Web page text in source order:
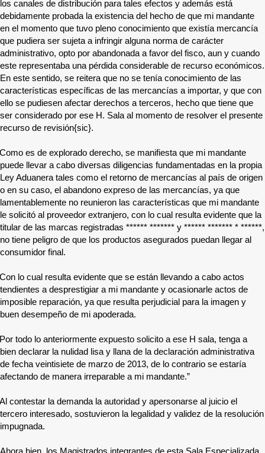
los canales de distribución para tales efectos y además está
debidamente probada la existencia del hecho de que mi mandante
en el momento que tuvo pleno conocimiento que existía mercancía
que pudiera ser sujeta a infringir alguna norma de carácter
administrativo, opto por abandonada a favor del fisco, aun y cuando
este representaba una pérdida considerable de recurso económicos.
En este sentido, se reitera que no se tenía conocimiento de las
características específicas de las mercancías a importar, y que con
ello se pudiesen afectar derechos a terceros, hecho que tiene que
ser considerado por ese H. Sala al momento de resolver el presente
recurso de revisión{sic}.
Como es de explorado derecho, se manifiesta que mi mandante
puede llevar a cabo diversas diligencias fundamentadas en la propia
Ley Aduanera tales como el retorno de mercancías al país de origen
o en su caso, el abandono expreso de las mercancías, ya que
lamentablemente no reunieron las características que mi mandante
le solicitó al proveedor extranjero, con lo cual resulta evidente que la
titular de las marcas registradas ****** ******* y ****** ******* * ******,
no tiene peligro de que los productos asegurados puedan llegar al
consumidor final.
Con lo cual resulta evidente que se están llevando a cabo actos
tendientes a desprestigiar a mi mandante y ocasionarle actos de
imposible reparación, ya que resulta perjudicial para la imagen y
buen desempeño de mi apoderada.
Por todo lo anteriormente expuesto solicito a ese H sala, tenga a
bien declarar la nulidad lisa y llana de la declaración administrativa
de fecha veintisiete de marzo de 2013, de lo contrario se estaría
afectando de manera irreparable a mi mandante.”
Al contestar la demanda la autoridad y apersonarse al juicio el
tercero interesado, sostuvieron la legalidad y validez de la resolución
impugnada.